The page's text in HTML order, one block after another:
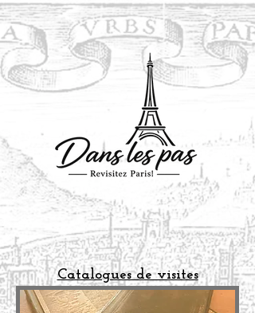
Catalogues de visites